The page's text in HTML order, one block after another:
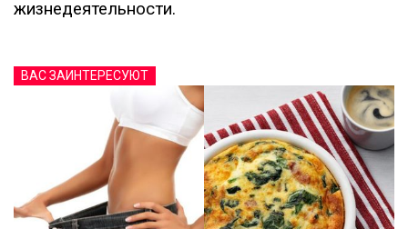
жизнедеятельности.
ВАС ЗАИНТЕРЕСУЮТ